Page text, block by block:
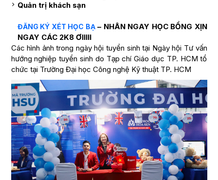
Quản trị khách sạn
ĐĂNG KÝ XÉT HỌC BẠ– NHÂN NGAY HỌC BỔNG XỊN
NGAY CÁC 2K8 ƠIIIII
Các hình ảnh trong ngày hội tuyển sinh tại Ngày hội Tư vấn
hướng nghiệp tuyển sinh do Tạp chí Giáo dục TP. HCM tổ
chức tại Trường Đại học Công nghệ Kỹ thuật TP. HCM